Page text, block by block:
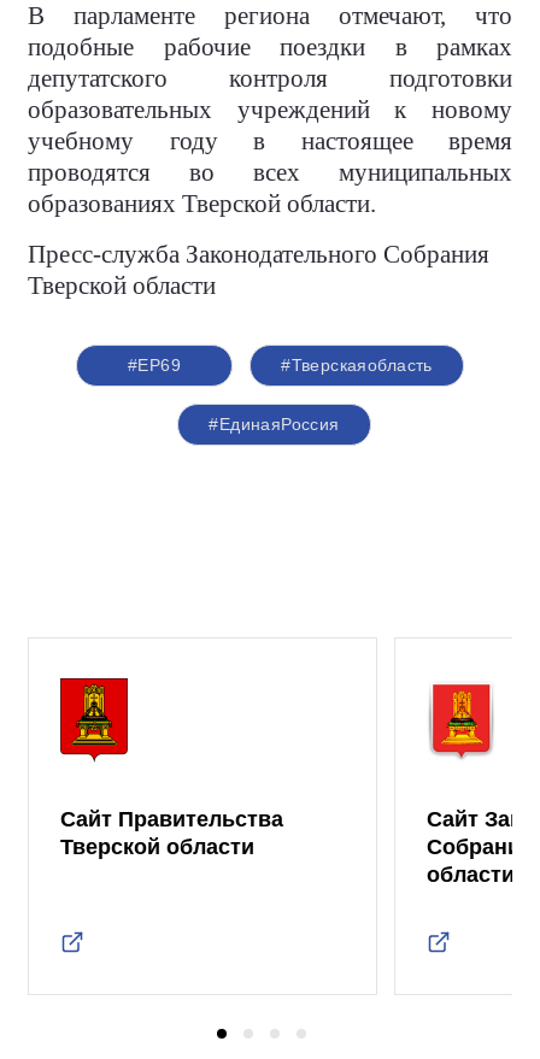
В парламенте региона отмечают, что
подобные рабочие поездки в рамках
депутатского контроля подготовки
образовательных учреждений к новому
учебному году в настоящее время
проводятся во всех муниципальных
образованиях Тверской области.
Пресс-служба Законодательного Собрания
Тверской области
#ЕР69 #Тверскаяобласть
#ЕдинаяРоссия
Сайт Правительства
Тверской области
Сайт
Собрания
области